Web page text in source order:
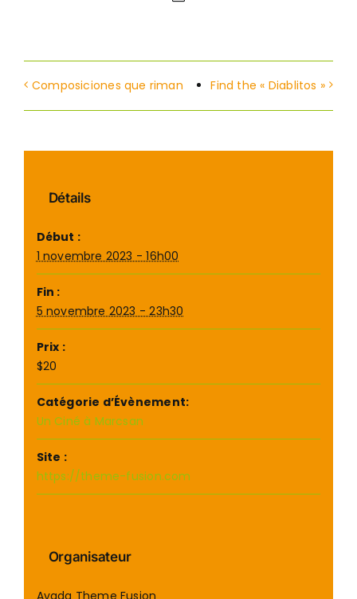
Composiciones que riman Find the « Diablitos »
Détails
Début :
1 novembre 2023 - 16h00
Fin :
5 novembre 2023 - 23h30
Prix :
$20
Catégorie d’Évènement:
Un Ciné à Marcsan
Site :
https://theme-fusion.com
Organisateur
Avada Theme Fusion